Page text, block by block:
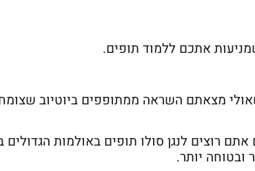
אתכם ללמוד תופים.
מצאתם השראה ממתופפים ביוטיוב
רוצים לנגן סולו תופים באולמות
ובטוחה יותר.